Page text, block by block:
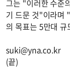
그는 "이러한 수준
기 드문 것"이라며
의 목표는 5만대
suki@yna.co.kr
(끝)